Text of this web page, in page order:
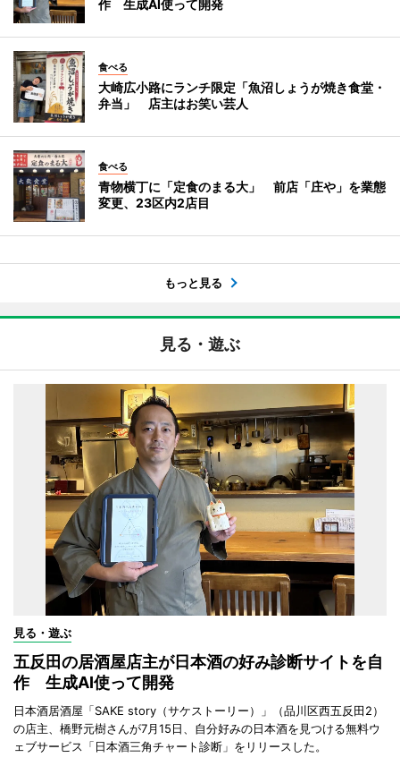
作 生成AI使って開発
食べる
大崎広小路にランチ限定「魚沼しょうが焼き食堂・
弁当」 店主はお笑い芸人
食べる
青物横丁に「定食のまる大」 前店「庄や」を業態
変更、23区内2店目
もっと見る
見る・遊ぶ
見る・遊ぶ
五反田の居酒屋店主が日本酒の好み診断サイトを自
作 生成AI使って開発
日本酒居酒屋「SAKE story（サケストーリー）」（品川区西五反田2）
の店主、橋野元樹さんが7月15日、自分好みの日本酒を見つける無料ウ
ェブサービス「日本酒三角チャート診断」をリリースした。